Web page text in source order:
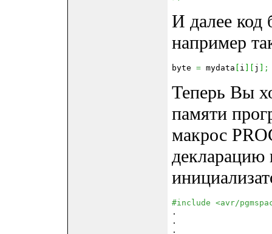
И далее код
например
byte = mydata i j ;
Теперь Вы
памяти
макрос
декларацию
#include <avr/
.
.